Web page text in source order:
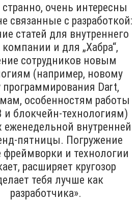
очень интересны
связанные с разработкой:
статей для внутреннего
компании и для „Хабра“,
сотрудников новым
(например, новому
программирования Dart,
особенностям работы
и блокчейн-технологиям)
еженедельной внутренней
пятницы. Погружение
фреймворки и технологии
расширяет кругозор
тебя лучше как
разработчика».